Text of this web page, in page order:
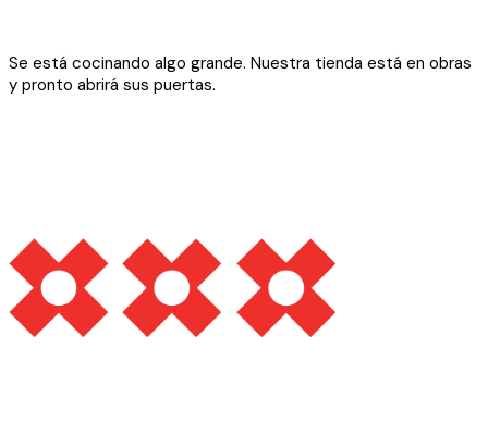
Se está cocinando algo grande. Nuestra tienda está en obras
y pronto abrirá sus puertas.